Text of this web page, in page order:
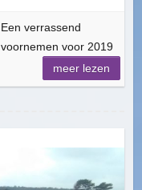
Een verrassend
voornemen voor 2019
meer lezen